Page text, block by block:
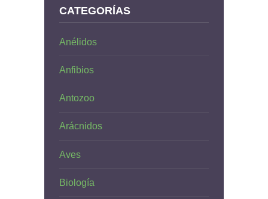
CATEGORÍAS
Anélidos
Anfibios
Antozoo
Arácnidos
Aves
Biología